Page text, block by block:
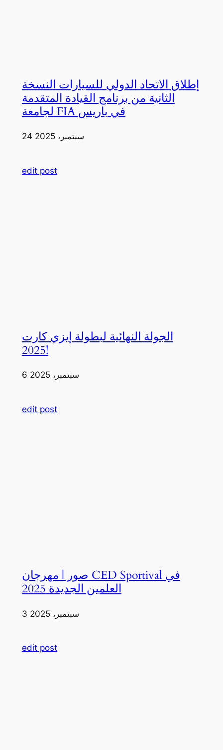
إطلاق الاتحاد الدولي للسيارات النسخة
الثانية من برنامج القيادة المتقدمة
لجامعة FIA في باريس
24 سبتمبر، 2025
edit post
الجولة النهائية لبطولة إيزي كارت
2025!
6 سبتمبر، 2025
edit post
صور | مهرجان CED Sportival في
العلمين الجديدة 2025
3 سبتمبر، 2025
edit post